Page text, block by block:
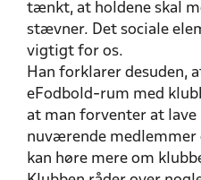
tænkt, at holdene skal
stævner. Det sociale
vigtigt for os.
Han forklarer desuden,
eFodbold-rum med
at man forventer at
nuværende medlemmer
kan høre mere om